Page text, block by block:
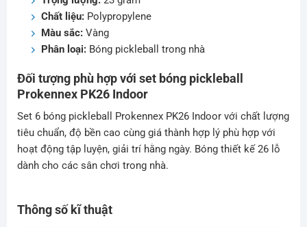
Chất liệu:Polypropylene
Màu sắc:Vàng
Phân loại:Bóng pickleball trong nhà
Đối tượng phù hợp với set bóng pickleball
Prokennex PK26 Indoor
Set 6 bóng pickleball Prokennex PK26 Indoor với chất lượng
tiêu chuẩn, độ bền cao cùng giá thành hợp lý phù hợp với
hoạt động tập luyện, giải trí hằng ngày. Bóng thiết kế 26 lỗ
dành cho các sân chơi trong nhà.
Thông số kĩ thuật